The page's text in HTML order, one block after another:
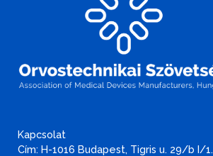
Kapcsolat
Cím: H-1016 Budapest, Tigris u. 29/b I/1.